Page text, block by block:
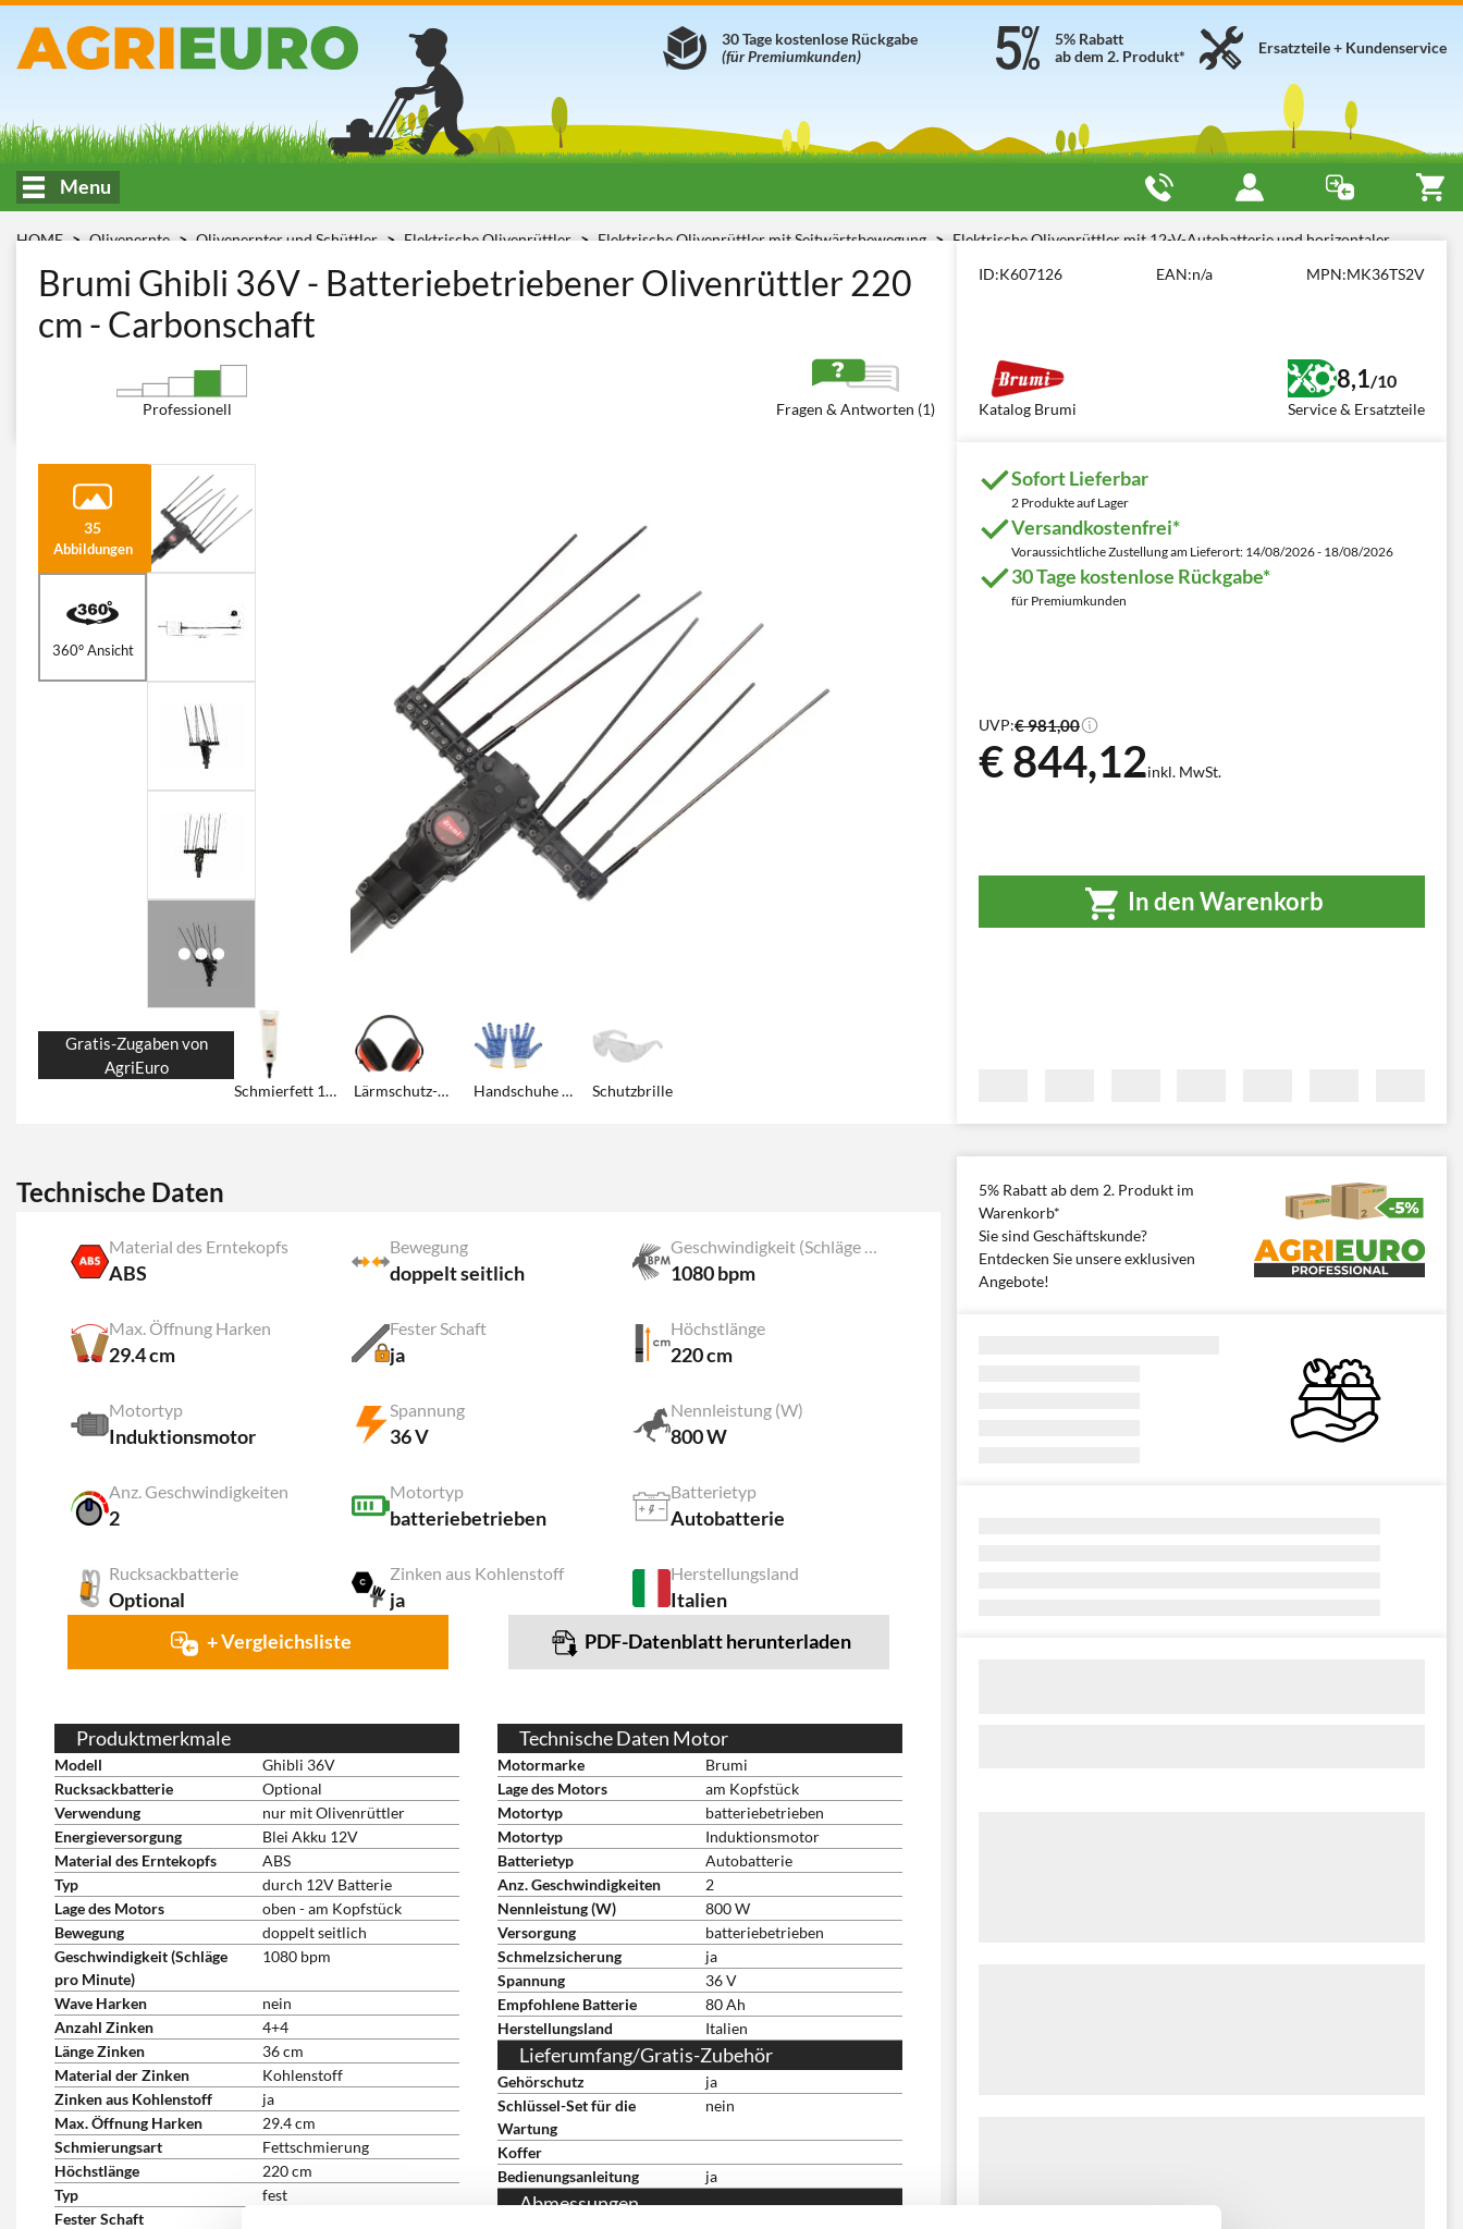
Ersatzteile + Kundenservice
5% Rabatt
ab dem 2. Produkt*
30 Tage kostenlose Rückgabe
(für Premiumkunden)
Menu
HOME Olivenernte Olivenernter und Schüttler Elektrische Olivenrüttler Elektrische Olivenrüttler mit Seitwärtsbewegung
Elektrische Olivenrüttler mit 12-V-Autobatterie und horizontaler
Brumi Ghibli 36V - Batteriebetriebener Olivenrüttler 220
cm - Carbonschaft
Professionell Fragen & Antworten (1)
ID:K607126 EAN:n/a MPN:MK36TS2V
Katalog Brumi
8,1/10
Service & Ersatzteile
35
Abbildungen
360° Ansicht
Gratis-Zugaben von
AgriEuro
Schmierfett 125 ml Lärmschutz-Kopfhörer Handschuhe aus Baumwolle Schutzbrille
Sofort Lieferbar
2 Produkte auf Lager
Versandkostenfrei*
Voraussichtliche Zustellung am Lieferort: 14/08/2026 - 18/08/2026
30 Tage kostenlose Rückgabe*
für Premiumkunden
UVP:€ 981,00
€ 844,12inkl. MwSt.
In den Warenkorb
Technische Daten
Material des Erntekopfs
ABS
Bewegung
doppelt seitlich
Geschwindigkeit (Schläge pro Minute)
1080 bpm
Max. Öffnung Harken
29.4 cm
Fester Schaft
ja
Höchstlänge
220 cm
Motortyp
Induktionsmotor
Spannung
36 V
Nennleistung (W)
800 W
Anz. Geschwindigkeiten
2
Motortyp
batteriebetrieben
Batterietyp
Autobatterie
Rucksackbatterie
Optional
Zinken aus Kohlenstoff
ja
Herstellungsland
Italien
+ Vergleichsliste PDF-Datenblatt herunterladen
Produktmerkmale
Modell
Ghibli 36V
Rucksackbatterie
Optional
Verwendung
nur mit Olivenrüttler
Energieversorgung
Blei Akku 12V
Material des Erntekopfs
ABS
Typ
durch 12V Batterie
Lage des Motors
oben - am Kopfstück
Bewegung
doppelt seitlich
Geschwindigkeit (Schläge
pro Minute)
1080 bpm
Wave Harken
nein
Anzahl Zinken
4+4
Länge Zinken
36 cm
Material der Zinken
Kohlenstoff
Zinken aus Kohlenstoff
ja
Max. Öffnung Harken
29.4 cm
Schmierungsart
Fettschmierung
Höchstlänge
220 cm
Typ
fest
Fester Schaft
Technische Daten Motor
Motormarke
Brumi
Lage des Motors
am Kopfstück
Motortyp
batteriebetrieben
Motortyp
Induktionsmotor
Batterietyp
Autobatterie
Anz. Geschwindigkeiten
2
Nennleistung (W)
800 W
Versorgung
batteriebetrieben
Schmelzsicherung
ja
Spannung
36 V
Empfohlene Batterie
80 Ah
Herstellungsland
Italien
Lieferumfang/Gratis-Zubehör
Gehörschutz
ja
Schlüssel-Set für die
Wartung
nein
Koffer
Bedienungsanleitung
ja
Abmessungen
5% Rabatt ab dem 2. Produkt im
Warenkorb*
Sie sind Geschäftskunde?
Entdecken Sie unsere exklusiven
Angebote!